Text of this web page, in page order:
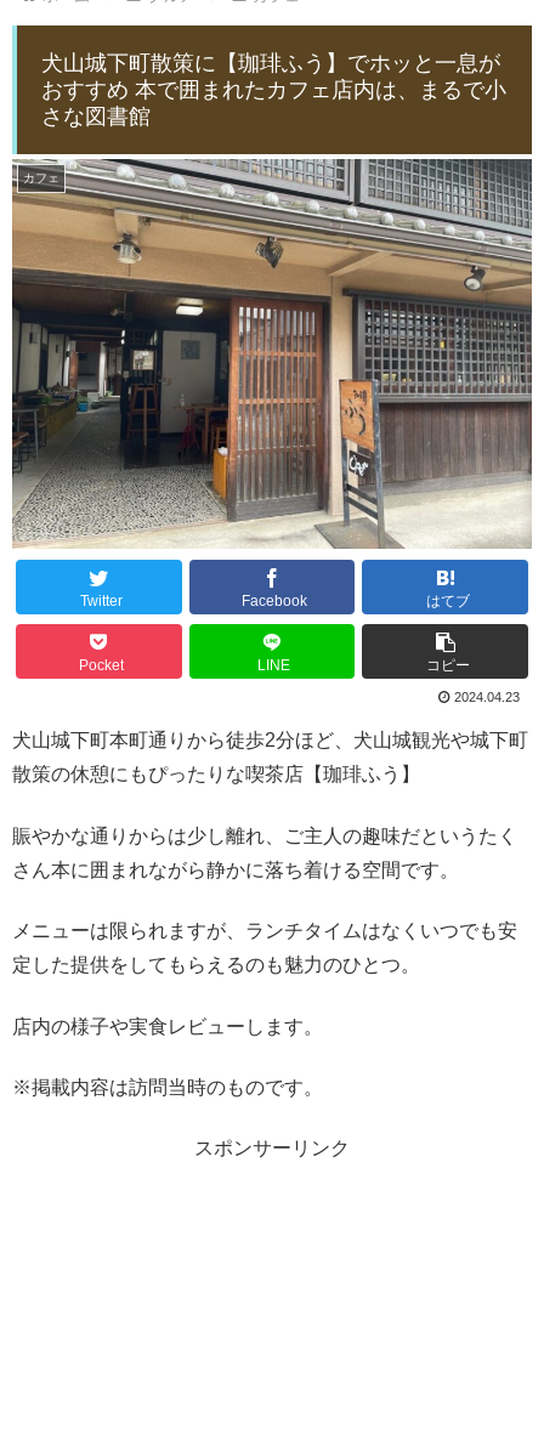
犬山城下町散策に【珈琲ふう】でホッと一息が
おすすめ 本で囲まれたカフェ店内は、まるで小
さな図書館
カフェ
Twitter Facebook はてブ
Pocket LINE コピー
2024.04.23
犬山城下町本町通りから徒歩2分ほど、犬山城観光や城下町
散策の休憩にもぴったりな喫茶店【珈琲ふう】
賑やかな通りからは少し離れ、ご主人の趣味だというたく
さん本に囲まれながら静かに落ち着ける空間です。
メニューは限られますが、ランチタイムはなくいつでも安
定した提供をしてもらえるのも魅力のひとつ。
店内の様子や実食レビューします。
※掲載内容は訪問当時のものです。
スポンサーリンク